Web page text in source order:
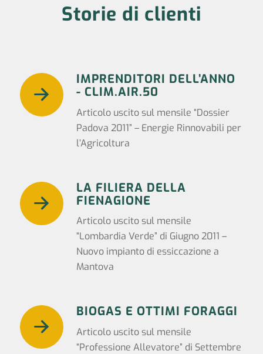
Storie di clienti
IMPRENDITORI DELL’ANNO
- CLIM.AIR.50
Articolo uscito sul mensile “Dossier
Padova 2011” – Energie Rinnovabili per
l’Agricoltura
LA FILIERA DELLA
FIENAGIONE
Articolo uscito sul mensile
“Lombardia Verde” di Giugno 2011 –
Nuovo impianto di essiccazione a
Mantova
BIOGAS E OTTIMI FORAGGI
Articolo uscito sul mensile
“Professione Allevatore” di Settembre